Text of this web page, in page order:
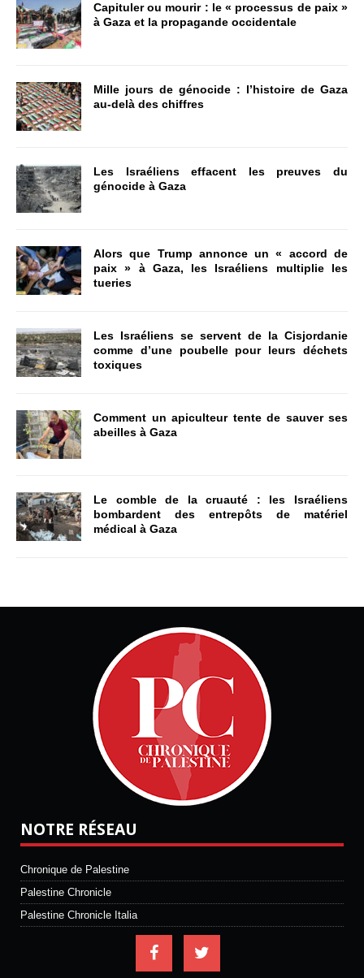
Capituler ou mourir : le « processus de paix »
à Gaza et la propagande occidentale
Mille jours de génocide : l’histoire de Gaza
au-delà des chiffres
Les Israéliens effacent les preuves du
génocide à Gaza
Alors que Trump annonce un « accord de
paix » à Gaza, les Israéliens multiplie les
tueries
Les Israéliens se servent de la Cisjordanie
comme d’une poubelle pour leurs déchets
toxiques
Comment un apiculteur tente de sauver ses
abeilles à Gaza
Le comble de la cruauté : les Israéliens
bombardent des entrepôts de matériel
médical à Gaza
NOTRE RÉSEAU
Chronique de Palestine
Palestine Chronicle
Palestine Chronicle Italia